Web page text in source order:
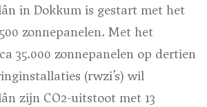
in Dokkum is gestart met het
zonnepanelen. Met het
35.000 zonnepanelen op dertien
(rwzi’s) wil
zijn CO2-uitstoot met 13